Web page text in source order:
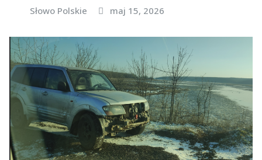
Słowo Polskie maj 15, 2026